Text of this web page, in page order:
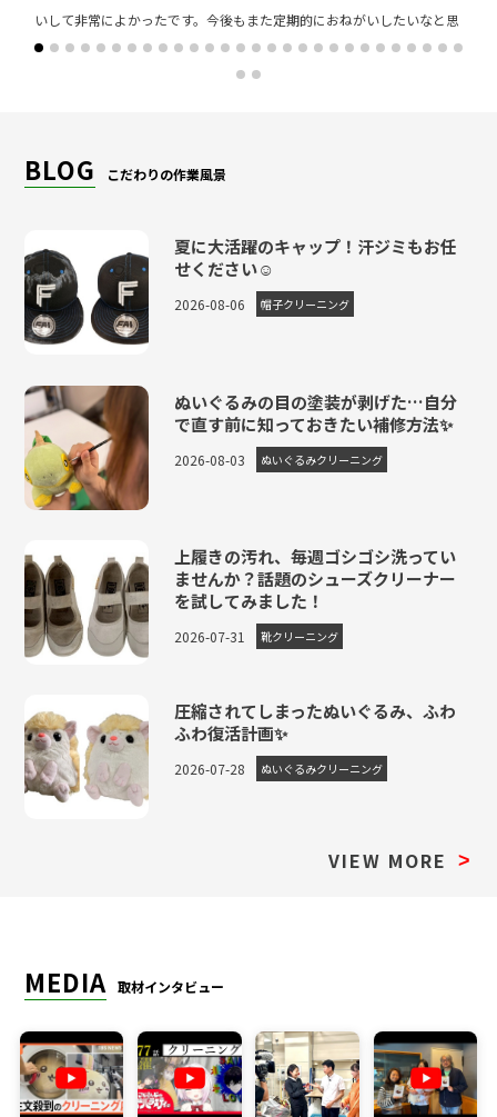
いして非常によかったです。今後もまた定期的におねがいしたいなと思
います。ありがとうございました。
BLOG こだわりの作業風景
夏に大活躍のキャップ！汗ジミもお任
せください☺
2026-08-06 帽子クリーニング
ぬいぐるみの目の塗装が剥げた…自分
で直す前に知っておきたい補修方法✨
2026-08-03 ぬいぐるみクリーニング
上履きの汚れ、毎週ゴシゴシ洗ってい
ませんか？話題のシューズクリーナー
を試してみました！
2026-07-31 靴クリーニング
圧縮されてしまったぬいぐるみ、ふわ
ふわ復活計画✨
2026-07-28 ぬいぐるみクリーニング
VIEW MORE >
MEDIA 取材インタビュー